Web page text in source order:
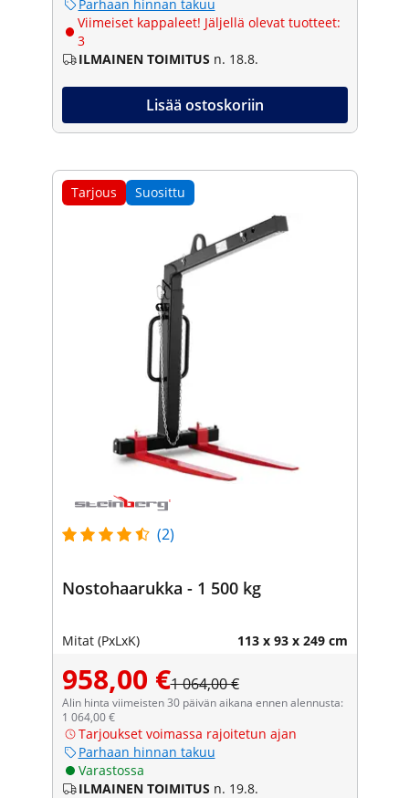
Parhaan hinnan takuu
Viimeiset kappaleet! Jäljellä olevat tuotteet:
3
ILMAINEN TOIMITUS n. 18.8.
Lisää ostoskoriin
Tarjous Suosittu
(2)
Nostohaarukka - 1 500 kg
Mitat (PxLxK) 113 x 93 x 249 cm
958,00 €1 064,00 €
Alin hinta viimeisten 30 päivän aikana ennen alennusta:
1 064,00 €
Tarjoukset voimassa rajoitetun ajan
Parhaan hinnan takuu
Varastossa
ILMAINEN TOIMITUS n. 19.8.